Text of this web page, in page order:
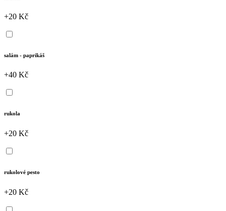
+20 Kč
salám - paprikáš
+40 Kč
rukola
+20 Kč
rukolové pesto
+20 Kč